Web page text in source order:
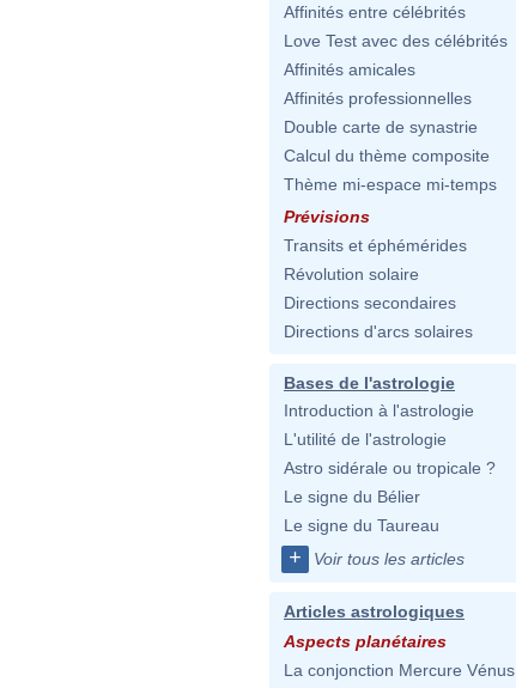
Affinités entre célébrités
Love Test avec des célébrités
Affinités amicales
Affinités professionnelles
Double carte de synastrie
Calcul du thème composite
Thème mi-espace mi-temps
Prévisions
Transits et éphémérides
Révolution solaire
Directions secondaires
Directions d'arcs solaires
Bases de l'astrologie
Introduction à l'astrologie
L'utilité de l'astrologie
Astro sidérale ou tropicale ?
Le signe du Bélier
Le signe du Taureau
+ Voir tous les articles
Articles astrologiques
Aspects planétaires
La conjonction Mercure Vénus